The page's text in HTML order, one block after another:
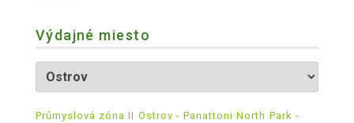
Výdajné miesto
Průmyslová zóna II Ostrov - Panattoni North Park -